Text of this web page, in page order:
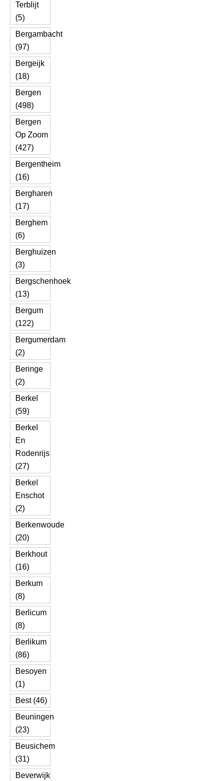
Terblijt
(5)
Bergambacht
(97)
Bergeijk
(18)
Bergen
(498)
Bergen
Op Zoom
(427)
Bergentheim
(16)
Bergharen
(17)
Berghem
(6)
Berghuizen
(3)
Bergschenhoek
(13)
Bergum
(122)
Bergumerdam
(2)
Beringe
(2)
Berkel
(59)
Berkel
En
Rodenrijs
(27)
Berkel
Enschot
(2)
Berkenwoude
(20)
Berkhout
(16)
Berkum
(8)
Berlicum
(8)
Berlikum
(86)
Besoyen
(1)
Best (46)
Beuningen
(23)
Beusichem
(31)
Beverwijk